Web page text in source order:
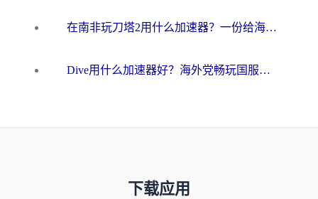
在南非玩刀塔2用什么加速器？一份给海外游子的终极生存指南
Dive用什么加速器好？海外党畅玩国服游戏的终极避坑指南
下载应用